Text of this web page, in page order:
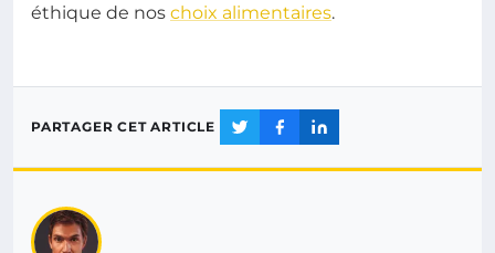
éthique de nos choix alimentaires.
PARTAGER CET ARTICLE